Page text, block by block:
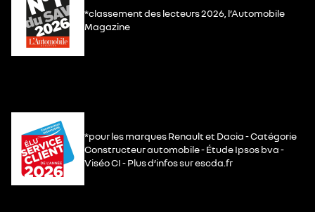
*classement des lecteurs 2026, l’Automobile
Magazine
*pour les marques Renault et Dacia - Catégorie
Constructeur automobile - Étude Ipsos bva -
Viséo CI - Plus d’infos sur escda.fr